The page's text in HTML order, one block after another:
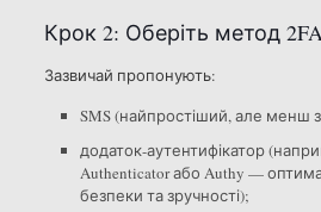
Крок 2: Оберіть метод
Зазвичай пропонують:
SMS (найпростіший, але менш
додаток-аутентифікатор
Authenticator або Authy —
безпеки та зручності);